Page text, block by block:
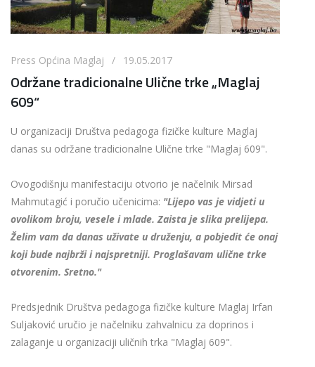
Press Općina Maglaj / 19.05.2017
Održane tradicionalne Ulične trke „Maglaj
609“
U organizaciji Društva pedagoga fizičke kulture Maglaj
danas su održane tradicionalne Ulične trke "Maglaj 609".
Ovogodišnju manifestaciju otvorio je načelnik Mirsad
Mahmutagić i poručio učenicima: "Lijepo vas je vidjeti u
ovolikom broju, vesele i mlade. Zaista je slika prelijepa.
Želim vam da danas uživate u druženju, a pobjedit će onaj
koji bude najbrži i najspretniji. Proglašavam ulične trke
otvorenim. Sretno."
Predsjednik Društva pedagoga fizičke kulture Maglaj Irfan
Suljaković uručio je načelniku zahvalnicu za doprinos i
zalaganje u organizaciji uličnih trka "Maglaj 609".